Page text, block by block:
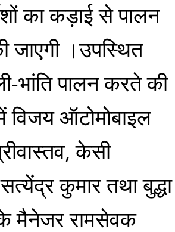
का कड़ाई से पालन
जाएगी ।उपस्थित
भांति पालन करते की
विजय ऑटोमोबाइल
केसी
कुमार तथा बुद्धा
मैनेजर रामसेवक